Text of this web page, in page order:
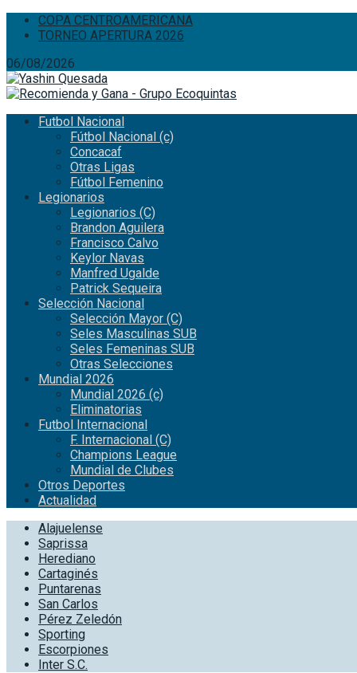
COPA CENTROAMERICANA
TORNEO APERTURA 2026
06/08/2026
Futbol Nacional
Fútbol Nacional (c)
Concacaf
Otras Ligas
Fútbol Femenino
Legionarios
Legionarios (C)
Brandon Aguilera
Francisco Calvo
Keylor Navas
Manfred Ugalde
Patrick Sequeira
Selección Nacional
Selección Mayor (C)
Seles Masculinas SUB
Seles Femeninas SUB
Otras Selecciones
Mundial 2026
Mundial 2026 (c)
Eliminatorias
Futbol Internacional
F. Internacional (C)
Champions League
Mundial de Clubes
Otros Deportes
Actualidad
Alajuelense
Saprissa
Herediano
Cartaginés
Puntarenas
San Carlos
Pérez Zeledón
Sporting
Escorpiones
Inter S.C.